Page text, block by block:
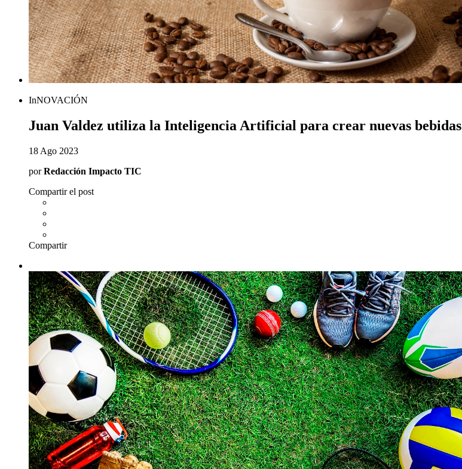
InNOVACIÓN
Juan Valdez utiliza la Inteligencia Artificial para crear nuevas bebidas
18 Ago 2023
porRedacción Impacto TIC
Compartir el post
Compartir